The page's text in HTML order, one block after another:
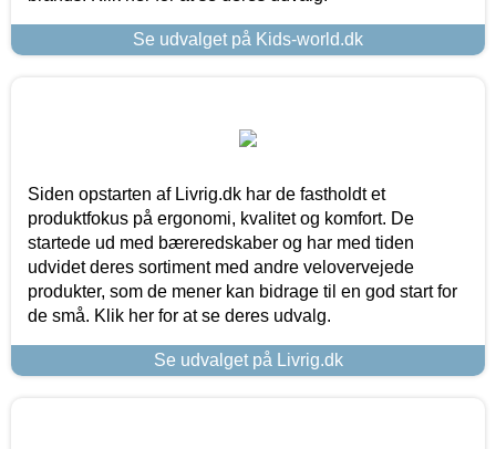
Se udvalget på Kids-world.dk
Siden opstarten af Livrig.dk har de fastholdt et
produktfokus på ergonomi, kvalitet og komfort. De
startede ud med bæreredskaber og har med tiden
udvidet deres sortiment med andre velovervejede
produkter, som de mener kan bidrage til en god start for
de små. Klik her for at se deres udvalg.
Se udvalget på Livrig.dk